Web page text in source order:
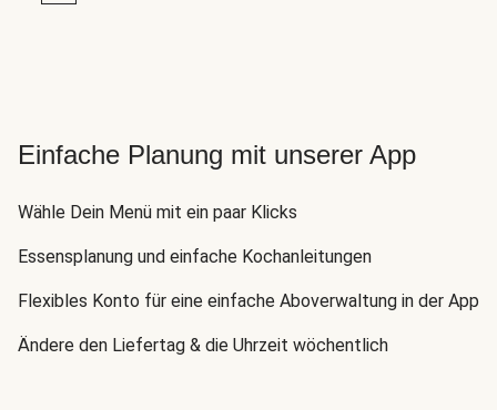
Einfache Planung mit unserer App
Wähle Dein Menü mit ein paar Klicks
Essensplanung und einfache Kochanleitungen
Flexibles Konto für eine einfache Aboverwaltung in der App
Ändere den Liefertag & die Uhrzeit wöchentlich